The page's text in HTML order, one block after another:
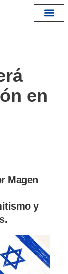
en
Magen
y